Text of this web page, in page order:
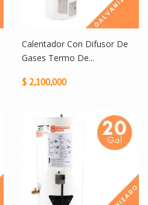
Calentador Con Difusor De
Gases Termo De...
$ 2,100,000